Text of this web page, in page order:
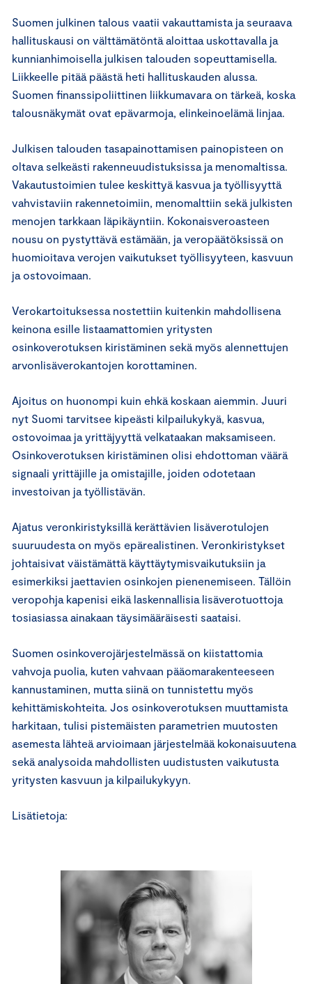
Suomen julkinen talous vaatii vakauttamista ja seuraava
hallituskausi on välttämätöntä aloittaa uskottavalla ja
kunnianhimoisella julkisen talouden sopeuttamisella.
Liikkeelle pitää päästä heti hallituskauden alussa.
Suomen finanssipoliittinen liikkumavara on tärkeä, koska
talousnäkymät ovat epävarmoja, elinkeinoelämä linjaa.
Julkisen talouden tasapainottamisen painopisteen on
oltava selkeästi rakenneuudistuksissa ja menomaltissa.
Vakautustoimien tulee keskittyä kasvua ja työllisyyttä
vahvistaviin rakennetoimiin, menomalttiin sekä julkisten
menojen tarkkaan läpikäyntiin. Kokonaisveroasteen
nousu on pystyttävä estämään, ja veropäätöksissä on
huomioitava verojen vaikutukset työllisyyteen, kasvuun
ja ostovoimaan.
Verokartoituksessa nostettiin kuitenkin mahdollisena
keinona esille listaamattomien yritysten
osinkoverotuksen kiristäminen sekä myös alennettujen
arvonlisäverokantojen korottaminen.
Ajoitus on huonompi kuin ehkä koskaan aiemmin. Juuri
nyt Suomi tarvitsee kipeästi kilpailukykyä, kasvua,
ostovoimaa ja yrittäjyyttä velkataakan maksamiseen.
Osinkoverotuksen kiristäminen olisi ehdottoman väärä
signaali yrittäjille ja omistajille, joiden odotetaan
investoivan ja työllistävän.
Ajatus veronkiristyksillä kerättävien lisäverotulojen
suuruudesta on myös epärealistinen. Veronkiristykset
johtaisivat väistämättä käyttäytymisvaikutuksiin ja
esimerkiksi jaettavien osinkojen pienenemiseen. Tällöin
veropohja kapenisi eikä laskennallisia lisäverotuottoja
tosiasiassa ainakaan täysimääräisesti saataisi.
Suomen osinkoverojärjestelmässä on kiistattomia
vahvoja puolia, kuten vahvaan pääomarakenteeseen
kannustaminen, mutta siinä on tunnistettu myös
kehittämiskohteita. Jos osinkoverotuksen muuttamista
harkitaan, tulisi pistemäisten parametrien muutosten
asemesta lähteä arvioimaan järjestelmää kokonaisuutena
sekä analysoida mahdollisten uudistusten vaikutusta
yritysten kasvuun ja kilpailukykyyn.
Lisätietoja: